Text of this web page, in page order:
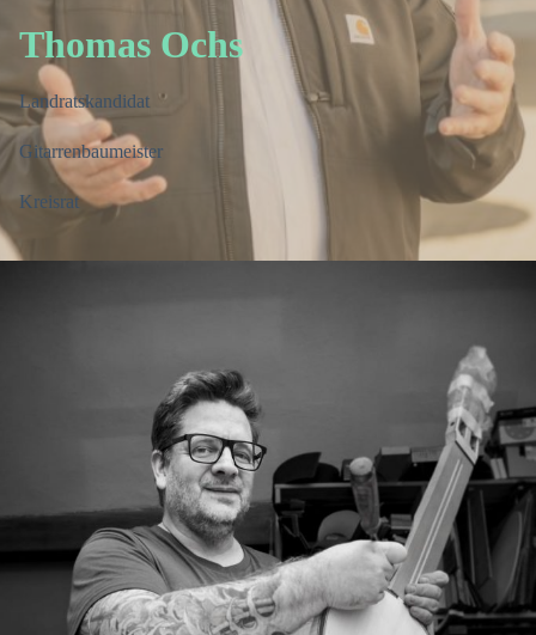
Thomas Ochs
Landratskandidat
Gitarrenbaumeister
Kreisrat